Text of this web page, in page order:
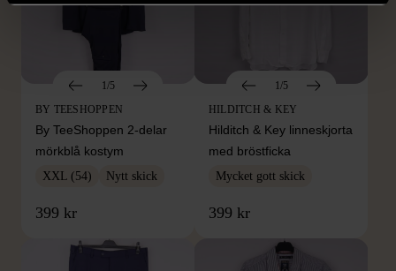
1/5
BY TEESHOPPEN
By TeeShoppen 2-delar
mörkblå kostym
XXL (54) Nytt skick
399 kr
1/5
HILDITCH & KEY
Hilditch & Key linneskjorta
med bröstficka
Mycket gott skick
399 kr